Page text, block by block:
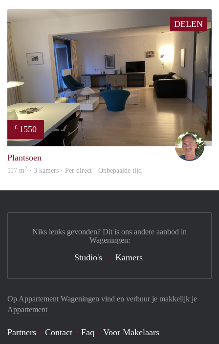
DELEN
€ 1550
Jelle
Plantsoen
117 m2 · 3 kamers · Per direct - Onbepaalde tijd
Op Appartement Wageningen vind en verhuur je makkelijk je
Appartement
Partners Contact Faq Voor Makelaars
Niks leuks gevonden? Dit is ons andere aanbod in
Wageningen:
Studio's Kamers